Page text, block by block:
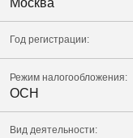
Год регистрации:
Режим налогообложения:
ОСН
Вид деятельности: